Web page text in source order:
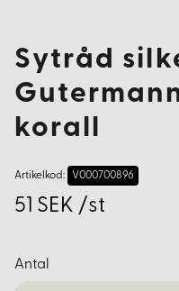
Sytråd
korall
Artikelkod: V000700896
51 SEK /st
Antal